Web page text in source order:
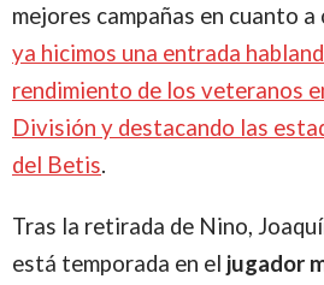
mejores campañas en cuanto
ya hicimos una entrada
rendimiento de los veteranos
División y destacando las
del Betis.
Tras la retirada de Nino,
está temporada en el jugador